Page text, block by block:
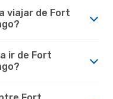
viajar de Fort
ir de Fort